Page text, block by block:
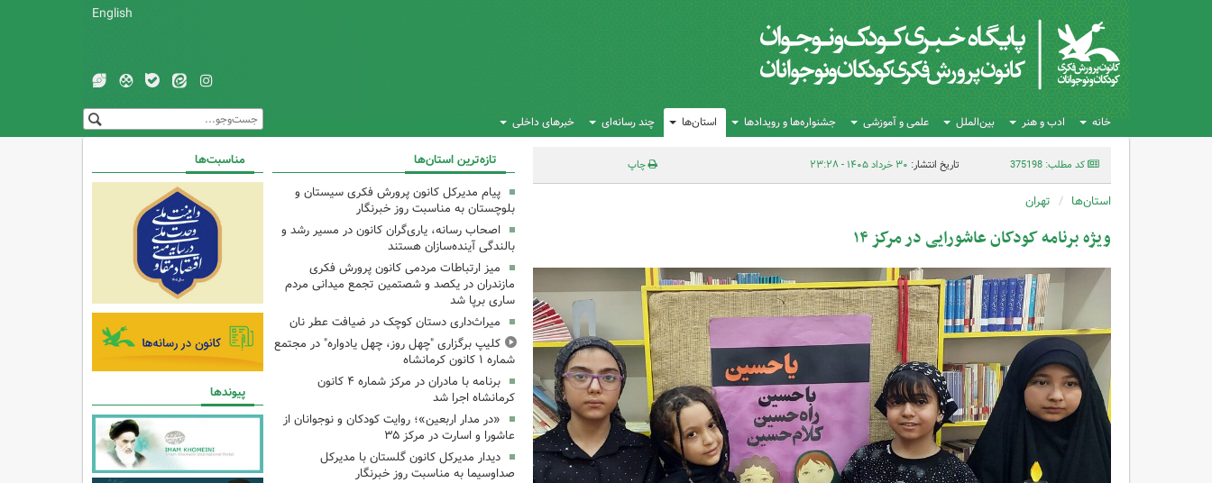
English
خانه ادب و هنر بین‌الملل علمی و آموزشی جشنواره‌ها و رویدادها استان‌ها چند رسانه‌ای خبرهای داخلی
کد مطلب: 375198 تاریخ انتشار: ۳۰ خرداد ۱۴۰۵ - ۲۳:۲۸ چاپ
استان‌ها تهران
ویژه برنامه کودکان عاشورایی در مرکز ۱۴
تازه‌ترین استان‌ها
پیام مدیرکل کانون پرورش فکری سیستان و
بلوچستان به مناسبت روز خبرنگار
اصحاب رسانه، یاری‌گران کانون در مسیر رشد و
بالندگی آینده‌سازان هستند
میز ارتباطات مردمی کانون پرورش فکری
مازندران در یکصد و شصتمین تجمع میدانی مردم
ساری برپا شد
میراث‌داری دستان کوچک در ضیافت عطر نان
کلیپ برگزاری "چهل روز، چهل یادواره" در مجتمع
شماره ۱ کانون کرمانشاه
برنامه با مادران در مرکز شماره ۴ کانون
کرمانشاه اجرا شد
«در مدار اربعین»؛ روایت کودکان و نوجوانان از
عاشورا و اسارت در مرکز ۳۵
دیدار مدیرکل کانون گلستان با مدیرکل
صداوسیما به مناسبت روز خبرنگار
مناسبت‌ها
پیوندها